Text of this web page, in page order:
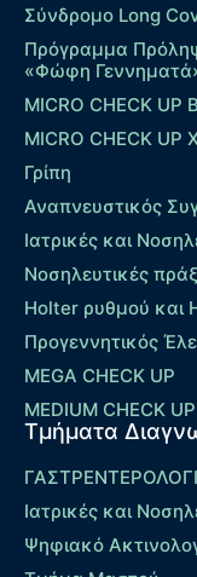
Σύνδρομο Long
Πρόγραμμα
«Φώφη
MICRO CHECK UP
MICRO CHECK
Γρίπη
Αναπνευστικός
Ιατρικές και
Νοσηλευτικές
Holter ρυθμού και
Προγεννητικός
MEGA CHECK UP
MEDIUM CHECK UP
Τμήματα
Ιατρικές και
Ψηφιακό